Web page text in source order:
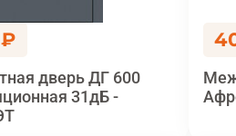
дверь ДГ 600
31дБ -